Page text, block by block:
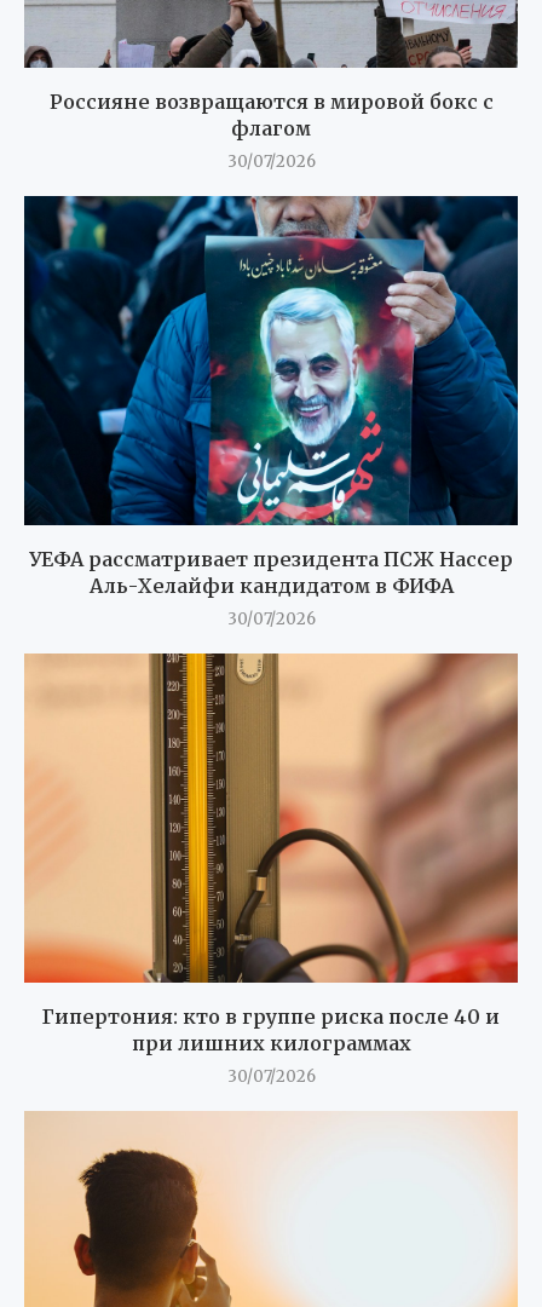
Россияне возвращаются в мировой бокс с
флагом
30/07/2026
УЕФА рассматривает президента ПСЖ Нассер
Аль-Хелайфи кандидатом в ФИФА
30/07/2026
Гипертония: кто в группе риска после 40 и
при лишних килограммах
30/07/2026